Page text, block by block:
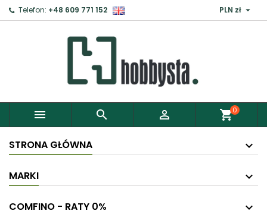
Telefon: +48 609 771 152 PLN zł 
   shopping_cart0
STRONA GŁÓWNA
MARKI
COMFINO - RATY 0%
Zaloguj ×
Aby zapisać produkty do Schowka, musisz się
Anuluj Zaloguj